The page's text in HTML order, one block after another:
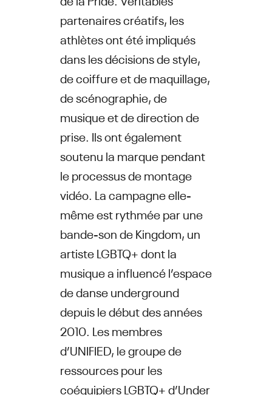
partenaires créatifs, les
athlètes ont été impliqués
dans les décisions de style,
de coiffure et de maquillage,
de scénographie, de
musique et de direction de
prise. Ils ont également
soutenu la marque pendant
le processus de montage
vidéo. La campagne elle-
même est rythmée par une
bande-son de Kingdom, un
artiste LGBTQ+ dont la
musique a influencé l’espace
de danse underground
depuis le début des années
2010. Les membres
d’UNIFIED, le groupe de
ressources pour les
coéquipiers LGBTQ+ d’Under